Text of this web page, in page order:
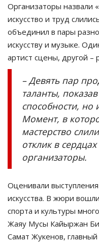
Язык
Қазақша Русский
Организаторы назвали
искусство и труд
объединил в пары
искусству и музыке.
артист сцены, другой –
– Девять пар
таланты,
способности, но
Момент, в
мастерство
отклик в
организаторы.
Оценивали
искусства. В жюри
спорта и культуры
Жаяу Мусы Кайыржан
Самат Жукенов,